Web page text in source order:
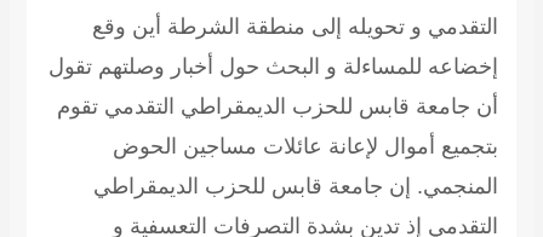
التقدمي و تحويله إلى منطقة الشرطة أين وقع
إخضاعه للمساءلة و البحث حول أخبار وصلتهم تقول
أن جامعة قابس للحزب الديمقراطي التقدمي تقوم
بتجميع أموال لإعانة عائلات مساجين الحوض
المنجمي. إن جامعة قابس للحزب الديمقراطي
التقدمي إذ تدين بشدة التصرفات التعسفية و